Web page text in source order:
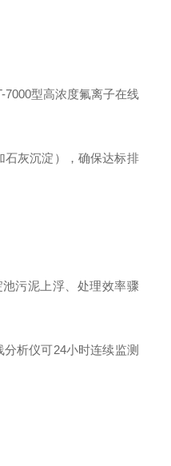
型高浓度氟离子在线
石灰沉淀），确保达标排
污泥上浮、处理效率骤
析仪可24小时连续监测